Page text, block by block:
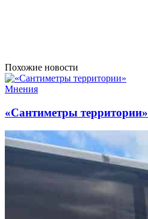
Похожие новости
Мнения
«Сантиметры территории»